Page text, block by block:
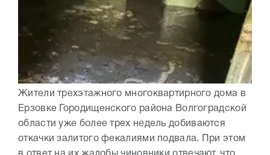
Жители трехэтажного многоквартирного дома в
Ерзовке Городищенского района Волгоградской
области уже более трех недель добиваются
откачки залитого фекалиями подвала. При этом
в ответ на их жалобы чиновники отвечают, что